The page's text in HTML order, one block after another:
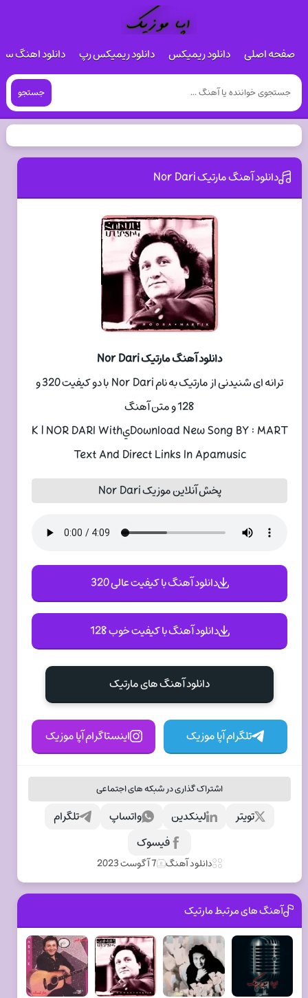
صفحه اصلی دانلود ریمیکس دانلود ریمیکس رپ دانلود اهنگ
جستجو
دانلود آهنگ مارتيک Nor Dari
دانلود آهنگ مارتيک Nor Dari
ترانه ای شنیدنی از مارتيک به نام Nor Dari با دو کیفیت 320 و
128 و متن آهنگ
Download New Song BY : MARTيK | NOR DARI With
Text And Direct Links In Apamusic
پخش آنلاین موزیک Nor Dari
دانلود آهنگ با کیفیت عالی 320
دانلود آهنگ با کیفیت خوب 128
دانلود آهنگ های مارتيک
تلگرام آپا موزیک اینستاگرام آپا موزیک
اشتراک گذاری در شبکه های اجتماعی
تلگرام واتساپ لینکدین
تویتر
فیسوک
دانلود آهنگ 7 آگوست 2023
آهنگ های مرتبط مارتيک